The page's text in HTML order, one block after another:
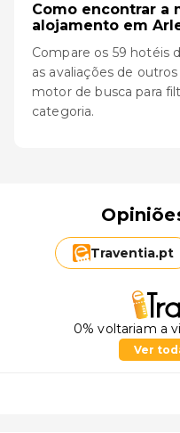
Como encontrar a
alojamento em
Compare os 59 hotéis
as avaliações de
motor de busca para
categoria.
Traventia.pt
0% voltariam a
Ver